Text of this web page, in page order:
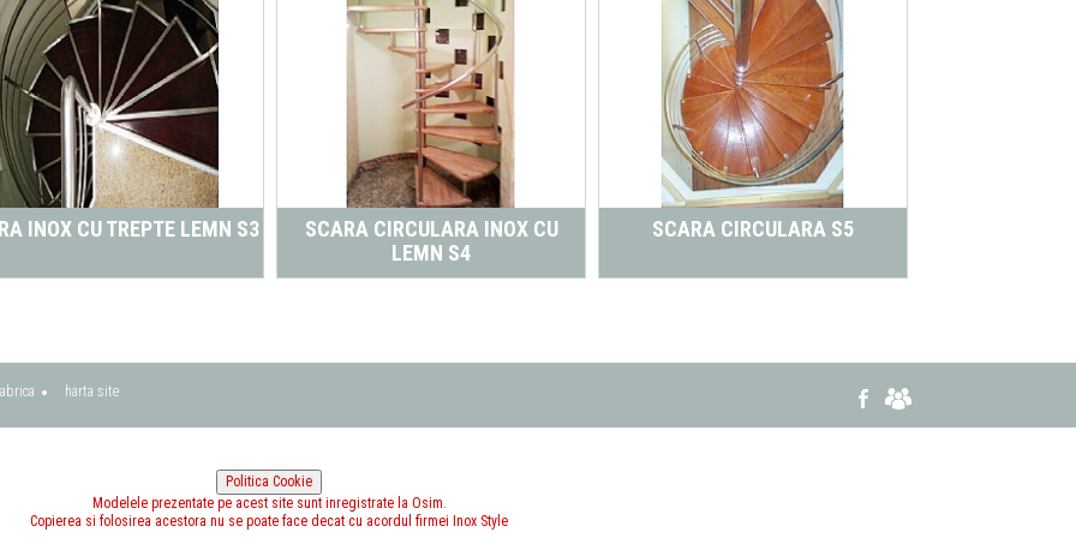
INOX CU TREPTE LEMN S3
SCARA CIRCULARA INOX CU
LEMN S4
SCARA CIRCULARA S5
harta site
Modelele prezentate pe acest site sunt inregistrate la Osim.
Copierea si folosirea acestora nu se poate face decat cu acordul firmei Inox Style